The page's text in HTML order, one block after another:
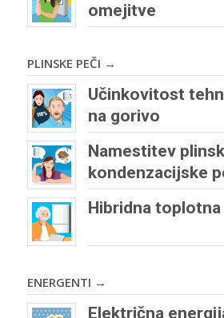
omejitve
PLINSKE PEČI →
Učinkovitost
na gorivo
Namestitev
kondenzacijske
Hibridna toplotna
ENERGENTI →
Električna